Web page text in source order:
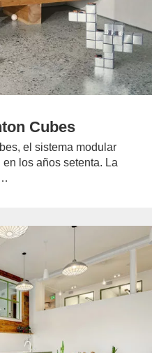
Cubes
el sistema modular
los años setenta. La